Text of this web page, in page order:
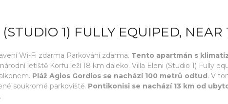
1) FULLY EQUIPED, NEAR
Wi-Fi zdarma Parkování zdarma. Tento apartmán s
letiště Korfu leží 18 km daleko. Villa Eleni (Studio 1) Fully
Pláž Agios Gordios se nachází 100 metrů odtud. V
soukromé parkoviště. Pontikonisi se nachází 13 km od
.